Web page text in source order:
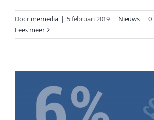
Door memedia | 5 februari 2019 | Nieuws | 0
Lees meer